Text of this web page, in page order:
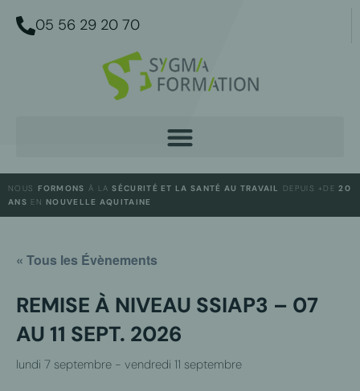
05 56 29 20 70
NOUS FORMONS À LASÉCURITÉ ET LA SANTÉ AU TRAVAIL DEPUIS +DE20
ANS ENNOUVELLE AQUITAINE
« Tous les Évènements
REMISE À NIVEAU SSIAP3 – 07
AU 11 SEPT. 2026
lundi 7 septembre - vendredi 11 septembre